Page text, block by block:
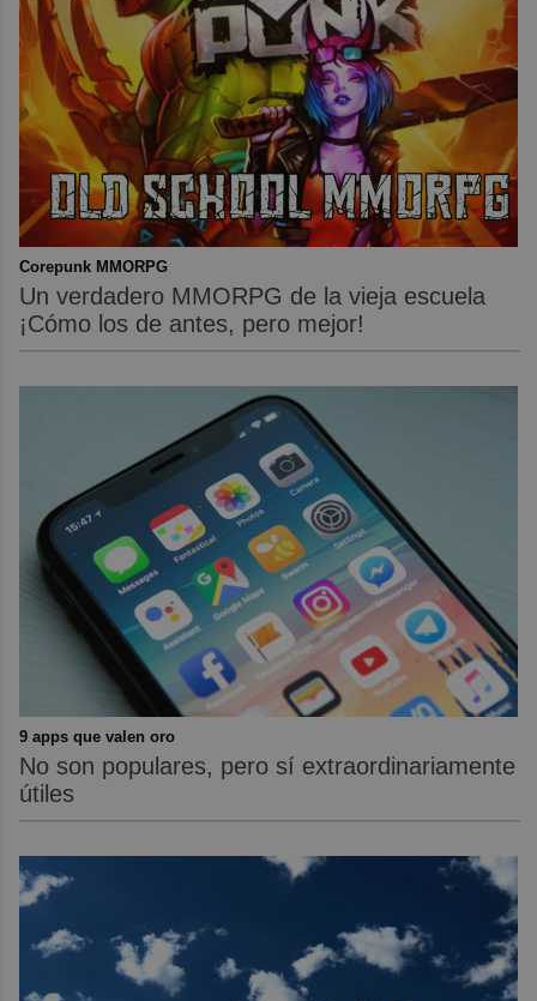
Corepunk MMORPG
Un verdadero MMORPG de la vieja escuela
¡Cómo los de antes, pero mejor!
9 apps que valen oro
No son populares, pero sí extraordinariamente
útiles